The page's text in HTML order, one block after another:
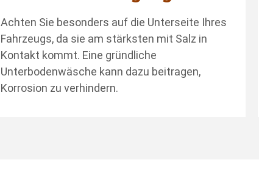
Achten Sie besonders auf die Unterseite Ihres
Fahrzeugs, da sie am stärksten mit Salz in
Kontakt kommt. Eine gründliche
Unterbodenwäsche kann dazu beitragen,
Korrosion zu verhindern.